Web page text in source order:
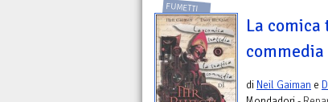
FUMETTI
La
di Neil Gaiman e